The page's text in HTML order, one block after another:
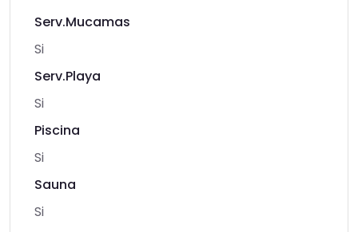
Serv.Mucamas
Si
Serv.Playa
Si
Piscina
Si
Sauna
Si